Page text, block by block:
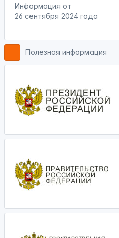
Информация от
26 сентября 2024 года
Полезная информация